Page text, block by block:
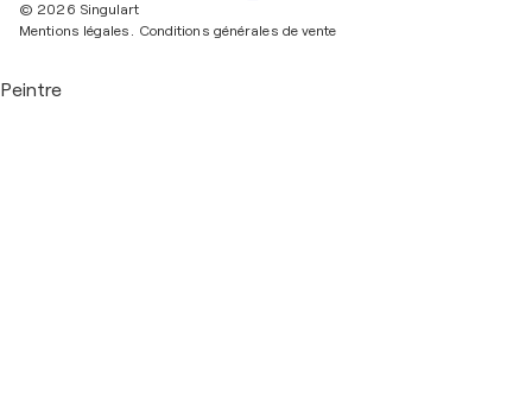
© 2026 Singulart
Mentions légales. Conditions générales de vente
Peintre